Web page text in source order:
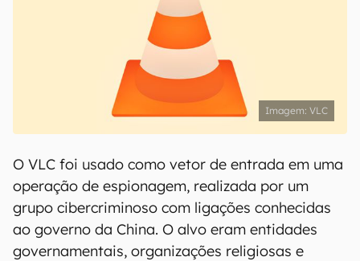
VLC
O VLC foi usado como vetor de entrada em uma
operação de espionagem, realizada por um
grupo cibercriminoso com ligações conhecidas
ao governo da China. O alvo eram entidades
governamentais, organizações religiosas e